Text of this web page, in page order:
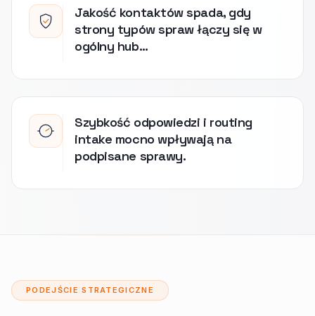
Jakość kontaktów spada, gdy
strony typów spraw łączy się w
ogólny hub…
Szybkość odpowiedzi i routing
intake mocno wpływają na
podpisane sprawy.
PODEJŚCIE STRATEGICZNE